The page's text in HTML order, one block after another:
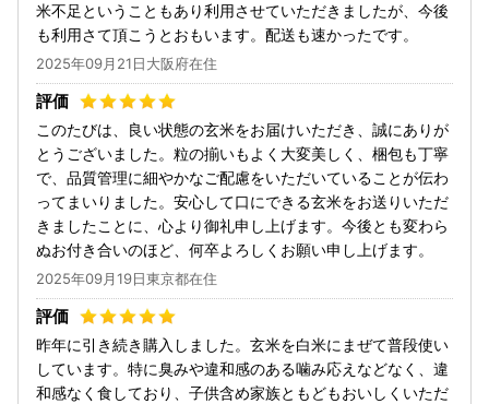
米不足ということもあり利用させていただきましたが、今後
も利用さて頂こうとおもいます。配送も速かったです。
2025年09月21日大阪府在住
このたびは、良い状態の玄米をお届けいただき、誠にありが
とうございました。粒の揃いもよく大変美しく、梱包も丁寧
で、品質管理に細やかなご配慮をいただいていることが伝わ
ってまいりました。安心して口にできる玄米をお送りいただ
きましたことに、心より御礼申し上げます。今後とも変わら
ぬお付き合いのほど、何卒よろしくお願い申し上げます。
2025年09月19日東京都在住
昨年に引き続き購入しました。玄米を白米にまぜて普段使い
しています。特に臭みや違和感のある噛み応えなどなく、違
和感なく食しており、子供含め家族ともどもおいしくいただ